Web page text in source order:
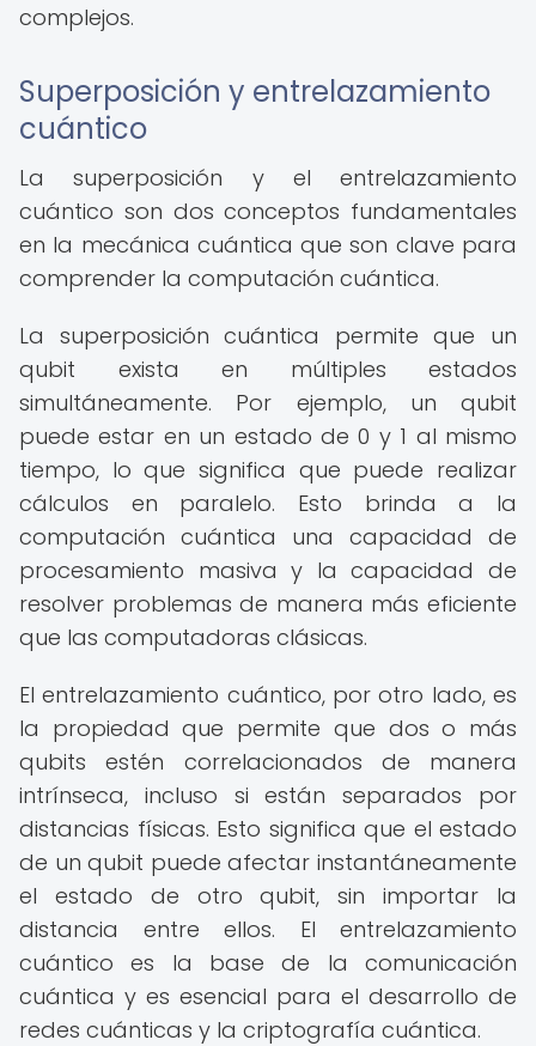
complejos.
Superposición y entrelazamiento
cuántico
La superposición y el entrelazamiento
cuántico son dos conceptos fundamentales
en la mecánica cuántica que son clave para
comprender la computación cuántica.
La superposición cuántica permite que un
qubit exista en múltiples estados
simultáneamente. Por ejemplo, un qubit
puede estar en un estado de 0 y 1 al mismo
tiempo, lo que significa que puede realizar
cálculos en paralelo. Esto brinda a la
computación cuántica una capacidad de
procesamiento masiva y la capacidad de
resolver problemas de manera más eficiente
que las computadoras clásicas.
El entrelazamiento cuántico, por otro lado, es
la propiedad que permite que dos o más
qubits estén correlacionados de manera
intrínseca, incluso si están separados por
distancias físicas. Esto significa que el estado
de un qubit puede afectar instantáneamente
el estado de otro qubit, sin importar la
distancia entre ellos. El entrelazamiento
cuántico es la base de la comunicación
cuántica y es esencial para el desarrollo de
redes cuánticas y la criptografía cuántica.